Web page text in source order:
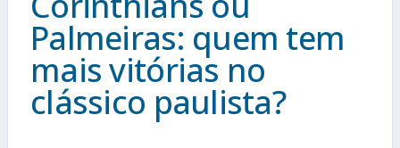
Palmeiras: quem tem
mais vitórias no
clássico paulista?